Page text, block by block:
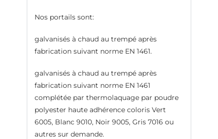
Nos portails sont:
galvanisés à chaud au trempé après
fabrication suivant norme EN 1461.
galvanisés à chaud au trempé après
fabrication suivant norme EN 1461
complétée par thermolaquage par poudre
polyester haute adhérence coloris Vert
6005, Blanc 9010, Noir 9005, Gris 7016 ou
autres sur demande.